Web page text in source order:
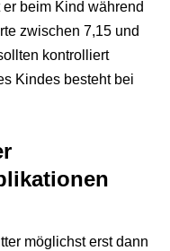
beim Kind während
zwischen 7,15 und
kontrolliert
Kindes besteht bei
möglichst erst dann